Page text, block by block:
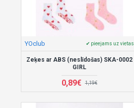
YOclub ✔ pieejams uz vietas
Zeķes ar ABS (neslīdošas) SKA-0002
GIRL
0,89€ 1,19€